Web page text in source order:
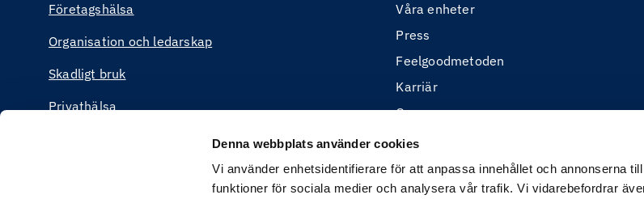
Denna webbplats använder cookies
Vi använder enhetsidentifierare för att anpassa innehållet och annonserna
funktioner för sociala medier och analysera vår trafik. Vi vidarebefordrar
Företagshälsa
Organisation och ledarskap
Skadligt bruk
Privathälsa
Våra enheter
Press
Feelgoodmetoden
Karriär
Om oss